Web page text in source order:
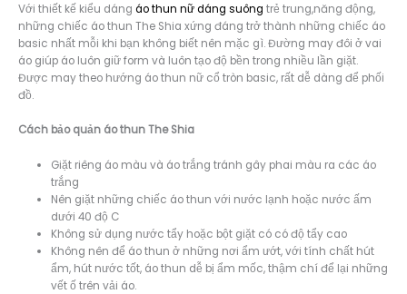
Với thiết kế kiểu dáng áo thun nữ dáng suông trẻ trung,năng động,
những chiếc áo thun The Shia xứng đáng trở thành những chiếc áo
basic nhất mỗi khi bạn không biết nên mặc gì. Đường may đôi ở vai
áo giúp áo luôn giữ form và luôn tạo độ bền trong nhiều lần giặt.
Được may theo hướng áo thun nữ cổ tròn basic, rất dễ dàng để phối
đồ.
Cách bảo quản áo thun The Shia
Giặt riêng áo màu và áo trắng tránh gây phai màu ra các áo
trắng
Nên giặt những chiếc áo thun với nước lạnh hoặc nước ấm
dưới 40 độ C
Không sử dụng nước tẩy hoặc bột giặt có có độ tẩy cao
Không nên để áo thun ở những nơi ẩm ướt, với tính chất hút
ẩm, hút nước tốt, áo thun dễ bị ẩm mốc, thậm chí để lại những
vết ố trên vải áo.